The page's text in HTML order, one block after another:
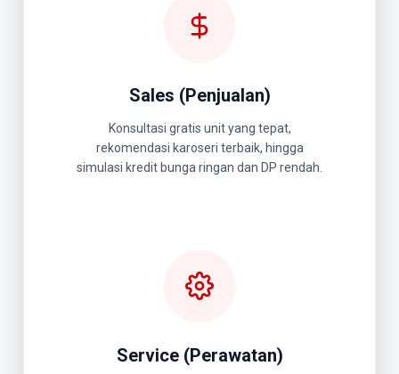
Sales (Penjualan)
Konsultasi gratis unit yang tepat,
rekomendasi karoseri terbaik, hingga
simulasi kredit bunga ringan dan DP rendah.
Service (Perawatan)